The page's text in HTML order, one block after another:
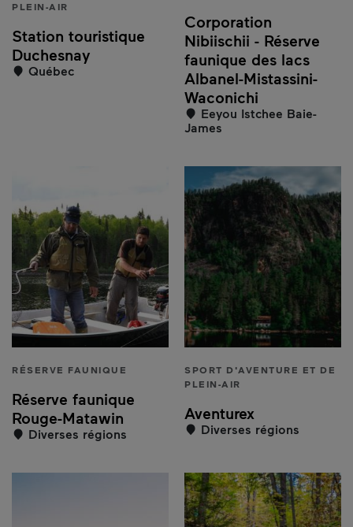
PLEIN-AIR
Station touristique
Duchesnay
Québec
Corporation
Nibiischii - Réserve
faunique des lacs
Albanel-Mistassini-
Waconichi
Eeyou Istchee Baie-
James
RÉSERVE FAUNIQUE
Réserve faunique
Rouge-Matawin
Diverses régions
SPORT D'AVENTURE ET DE
PLEIN-AIR
Aventurex
Diverses régions